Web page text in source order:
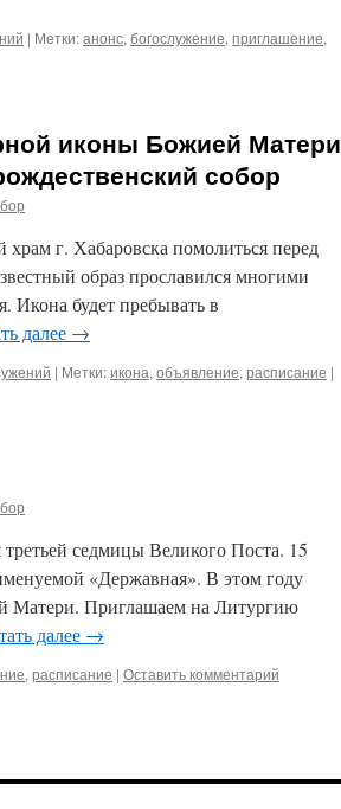
| Метки:анонс, богослужение, приглашение,
иконы Божией Матери
собор
г. Хабаровска помолиться перед
образ прославился многими
будет пребывать в
далее →
| Метки:икона, объявление, расписание |
седмицы Великого Поста. 15
«Державная». В этом году
Матери. Приглашаем на Литургию
далее →
, расписание | Оставить комментарий